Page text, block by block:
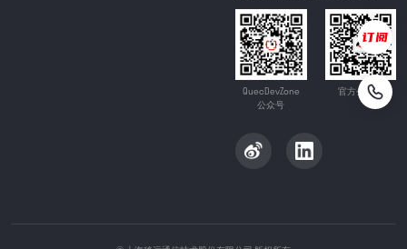
QuecDevZone
公众号
官方公众号